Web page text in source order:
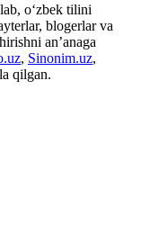
o‘zbek tilini
blogerlar va
an’anaga
, Sinonim.uz,
qilgan.